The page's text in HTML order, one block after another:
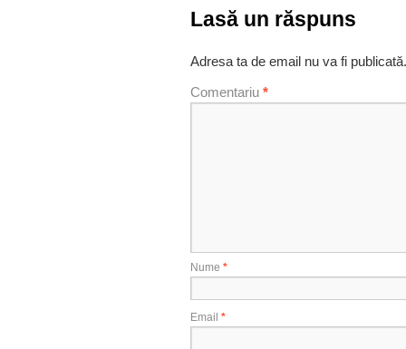
Lasă un răspuns
Adresa ta de email nu va fi publicată.
Comentariu *
Nume *
Email *